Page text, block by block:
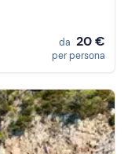
da 20 €
per persona